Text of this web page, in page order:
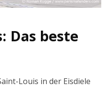
Das beste
Louis in der Eisdiele